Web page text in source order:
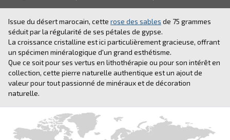
Issue du désert marocain, cette rose des sables de 75 grammes
séduit par la régularité de ses pétales de gypse.
La croissance cristalline est ici particulièrement gracieuse, offrant
un spécimen minéralogique d'un grand esthétisme.
Que ce soit pour ses vertus en lithothérapie ou pour son intérêt en
collection, cette pierre naturelle authentique est un ajout de
valeur pour tout passionné de minéraux et de décoration
naturelle.